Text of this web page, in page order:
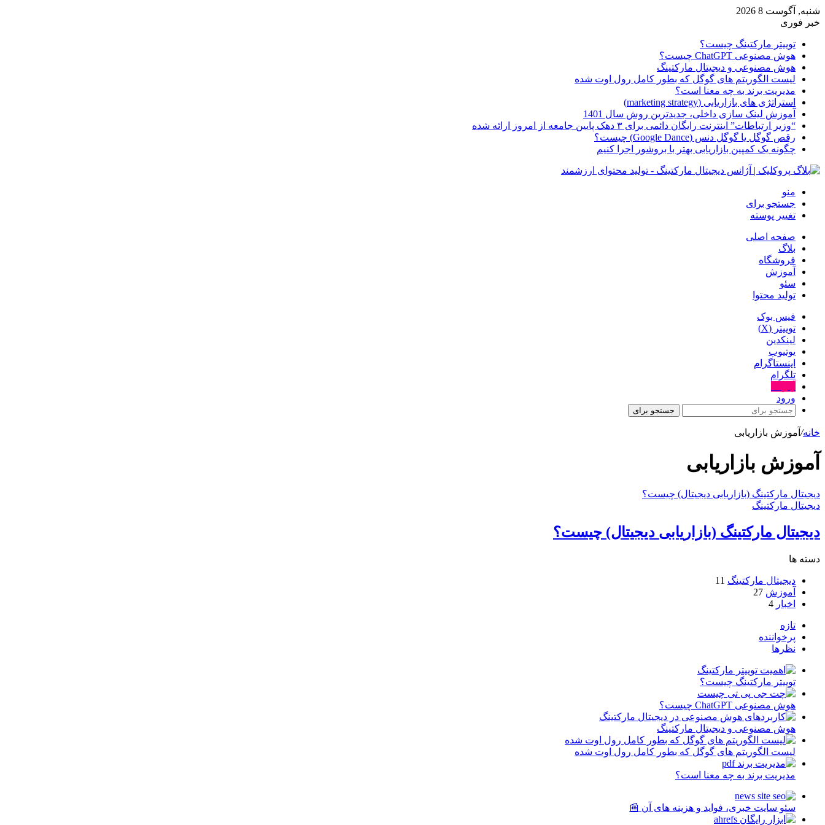
شنبه, آگوست 8 2026
خبر فوری
توییتر مارکتینگ چیست؟
هوش مصنوعی ChatGPT چیست؟
هوش مصنوعی و دیجیتال مارکتینگ
لیست الگوریتم های گوگل که بطور کامل رول اوت شده
مدیریت برند به چه معنا است؟
استراتژی های بازاریابی (marketing strategy)
آموزش لینک سازی داخلی، جدیدترین روش سال 1401
“وزیر ارتباطات” اینترنت رایگان دائمی برای ۳ دهک پایین جامعه از امروز ارائه شده
رقص گوگل یا گوگل دنس (Google Dance) چیست؟
چگونه یک کمپین بازاریابی بهتر با بروشور اجرا کنیم
منو
جستجو برای
تغییر پوسته
صفحه اصلی
بلاگ
فروشگاه
آموزش
سئو
تولید محتوا
فیس بوک
توییتر (X)
لینکدین
یوتیوب
اینستاگرام
تلگرام
ورود
جستجو برای
خانه/ آموزش بازاریابی
آموزش بازاریابی
دیجیتال مارکتینگ (بازاریابی دیجیتال) چیست؟
دیجیتال مارکتینگ
دیجیتال مارکتینگ (بازاریابی دیجیتال) چیست؟
دسته ها
دیجیتال مارکتینگ 11
آموزش 27
اخبار 4
تازه
پرخواننده
نظرها
توییتر مارکتینگ چیست؟
هوش مصنوعی ChatGPT چیست؟
هوش مصنوعی و دیجیتال مارکتینگ
لیست الگوریتم های گوگل که بطور کامل رول اوت شده
مدیریت برند به چه معنا است؟
سئو سایت خبری، فواید و هزینه های آن 📰